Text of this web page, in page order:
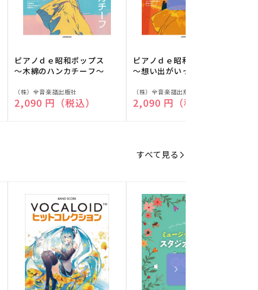
ピアノｄｅ昭和ポップス
～木綿のハンカチーフ～
販
売
（株）全音楽譜出版社
通常価格
2,090 円（税込）
ピアノｄｅ昭和ポップス
～想い出がいっぱい～
販
売
（株）全音楽譜出版社
通常価格
2,090 円（税込）
すべて見る